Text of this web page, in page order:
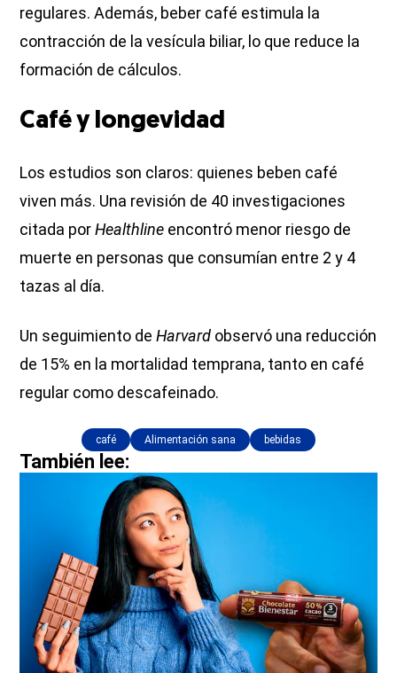
regulares. Además, beber café estimula la
contracción de la vesícula biliar, lo que reduce la
formación de cálculos.
Café y longevidad
Los estudios son claros: quienes beben café
viven más. Una revisión de 40 investigaciones
citada porHealthline encontró menor riesgo de
muerte en personas que consumían entre 2 y 4
tazas al día.
Un seguimiento de Harvard observó una reducción
de 15% en la mortalidad temprana, tanto en café
regular como descafeinado.
café Alimentación sana bebidas
También lee: